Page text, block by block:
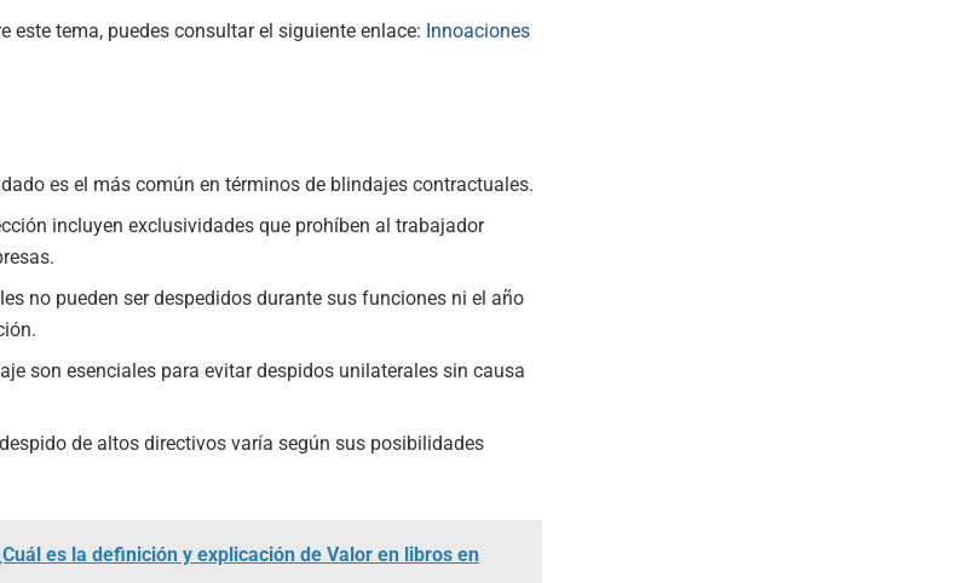
este tema, puedes consultar el siguiente enlace: Innoaciones
es el más común en términos de blindajes contractuales.
incluyen exclusividades que prohíben al trabajador
no pueden ser despedidos durante sus funciones ni el año
son esenciales para evitar despidos unilaterales sin causa
de altos directivos varía según sus posibilidades
es la definición y explicación de Valor en libros en